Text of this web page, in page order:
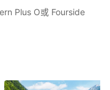
Plus O或 Fourside